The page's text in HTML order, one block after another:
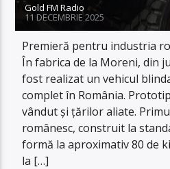
Gold FM Radio
11 DECEMBRIE 2025
Premieră pentru industria
În fabrica de la Moreni, din
fost realizat un vehicul
complet în România.
vândut și țărilor aliate.
românesc, construit la
formă la aproximativ 80 de
la […]